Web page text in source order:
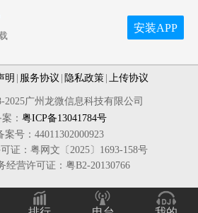
安装APP
明 服务协议 隐私政策 上传协议
2025广州龙微信息科技有限公司
： 粤ICP备13041784号
案号：44011302000923
证：粤网文〔2025〕1693-158号
经营许可证：粤B2-20130766